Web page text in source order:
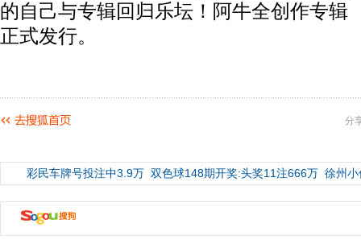
的自己与专辑回归乐坛！阿牛全创作专辑
正式发行。
分
彩民车牌号投注中3.9万 双色球148期开奖:头奖11注666万 徐州